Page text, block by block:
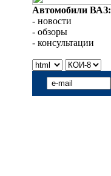
Автомобили ВАЗ:
- новости
- обзоры
- консультации